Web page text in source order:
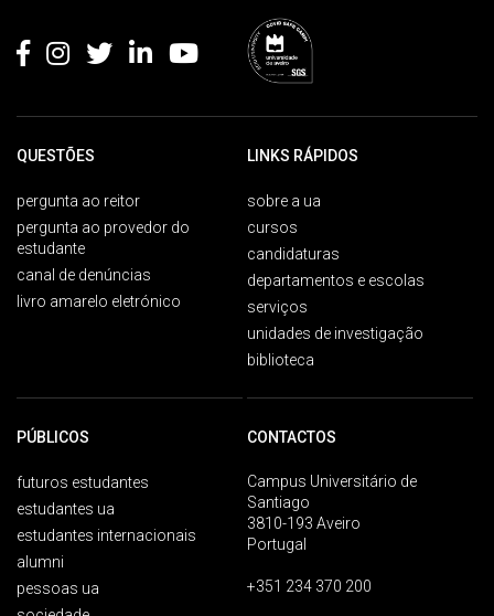
QUESTÕES
pergunta ao reitor
pergunta ao provedor do
estudante
canal de denúncias
livro amarelo eletrónico
LINKS RÁPIDOS
sobre a ua
cursos
candidaturas
departamentos e escolas
serviços
unidades de investigação
biblioteca
PÚBLICOS
futuros estudantes
estudantes ua
estudantes internacionais
alumni
pessoas ua
CONTACTOS
Campus Universitário de
Santiago
3810-193 Aveiro
Portugal
+351 234 370 200